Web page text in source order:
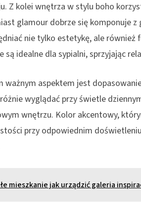
Z kolei wnętrza w stylu boho
glamour dobrze się komponuje
nie tylko estetykę, ale również
są idealne dla sypialni, sprzyjając
ważnym aspektem jest
wyglądać przy świetle
wnętrzu. Kolor akcentowy,
przy odpowiednim
mieszkanie jak urządzić galeria